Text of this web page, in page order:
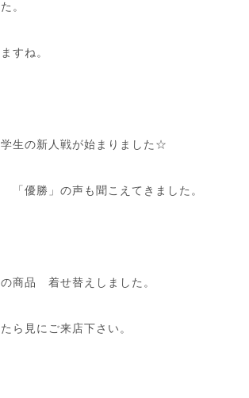
。
すね。
生の新人戦が始まりました☆
「優勝」の声も聞こえてきました。
商品 着せ替えしました。
ら見にご来店下さい。